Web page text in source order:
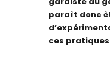
paraît donc
ces